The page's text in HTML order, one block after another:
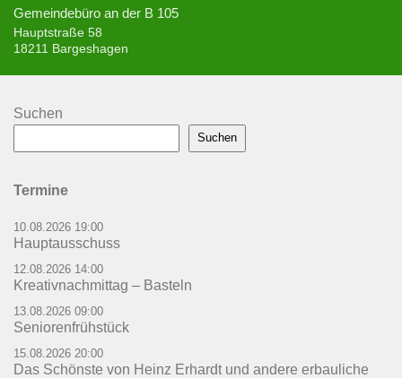
Gemeindebüro an der B 105
Hauptstraße 58
18211 Bargeshagen
Suchen
Suchen
Termine
10.08.2026 19:00
Hauptausschuss
12.08.2026 14:00
Kreativnachmittag – Basteln
13.08.2026 09:00
Seniorenfrühstück
15.08.2026 20:00
Das Schönste von Heinz Erhardt und andere erbauliche